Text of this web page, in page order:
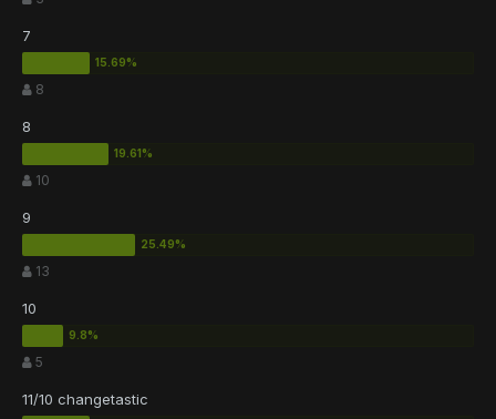
7
8
8
10
9
13
10
5
11/10 changetastic